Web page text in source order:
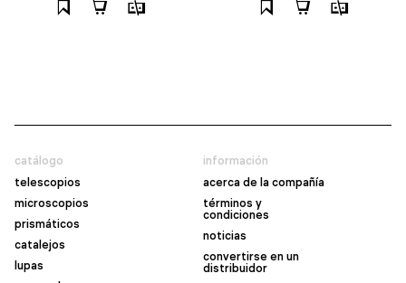
catálogo
telescopios
microscopios
prismáticos
catalejos
lupas
información
acerca de la compañía
términos y
condiciones
noticias
convertirse en un
distribuidor